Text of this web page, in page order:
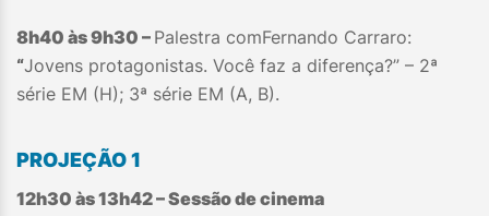
8h40 às 9h30 – Palestra comFernando Carraro:
“Jovens protagonistas. Você faz a diferença?” – 2ª
série EM (H); 3ª série EM (A, B).
PROJEÇÃO 1
12h30 às 13h42 – Sessão de cinema